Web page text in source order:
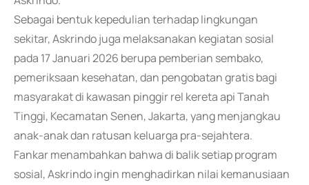
Sebagai bentuk kepedulian terhadap lingkungan
sekitar, Askrindo juga melaksanakan kegiatan sosial
pada 17 Januari 2026 berupa pemberian sembako,
pemeriksaan kesehatan, dan pengobatan gratis bagi
masyarakat di kawasan pinggir rel kereta api Tanah
Tinggi, Kecamatan Senen, Jakarta, yang menjangkau
anak-anak dan ratusan keluarga pra-sejahtera.
Fankar menambahkan bahwa di balik setiap program
sosial, Askrindo ingin menghadirkan nilai kemanusiaan